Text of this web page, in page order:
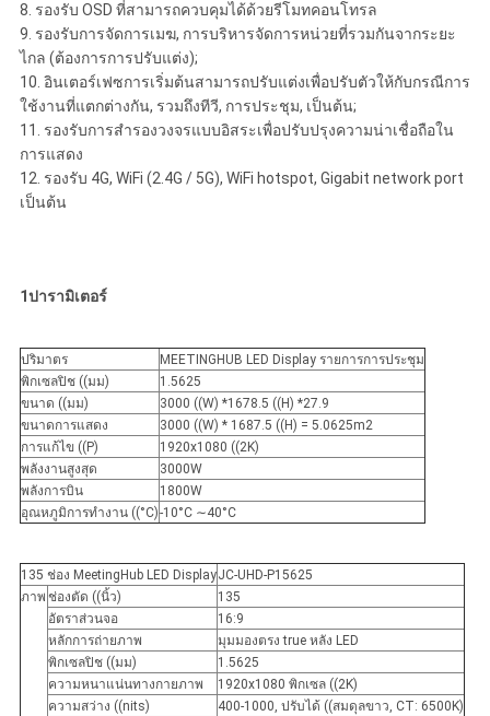
8. รองรับ OSD ที่สามารถควบคุมได้ด้วยรีโมทคอนโทรล
9. รองรับการจัดการเมฆ, การบริหารจัดการหน่วยที่รวมกันจากระยะ
ไกล (ต้องการการปรับแต่ง);
10. อินเตอร์เฟซการเริ่มต้นสามารถปรับแต่งเพื่อปรับตัวให้กับกรณีการ
ใช้งานที่แตกต่างกัน, รวมถึงทีวี, การประชุม, เป็นต้น;
11. รองรับการสํารองวงจรแบบอิสระเพื่อปรับปรุงความน่าเชื่อถือใน
การแสดง
12. รองรับ 4G, WiFi (2.4G / 5G), WiFi hotspot, Gigabit network port
เป็นต้น
1ปารามิเตอร์
ปริมาตร
MEETINGHUB LED Display รายการการประชุม
พิกเซลปิช ((มม)
1.5625
ขนาด ((มม)
3000 ((W) *1678.5 ((H) *27.9
ขนาดการแสดง
3000 ((W) * 1687.5 ((H) = 5.0625m2
การแก้ไข ((P)
1920x1080 ((2K)
พลังงานสูงสุด
3000W
พลังการบิน
1800W
อุณหภูมิการทํางาน ((°C)-10°C ∼40°C
135 ช่อง MeetingHub LED DisplayJC-UHD-P15625
ภาพ ช่องตัด ((นิ้ว)
135
อัตราส่วนจอ
16:9
หลักการถ่ายภาพ
มุมมองตรง true หลัง LED
พิกเซลปิช ((มม)
1.5625
ความหนาแน่นทางกายภาพ
1920x1080 พิกเซล ((2K)
ความสว่าง ((nits)
400-1000, ปรับได้ ((สมดุลขาว, CT: 6500K)